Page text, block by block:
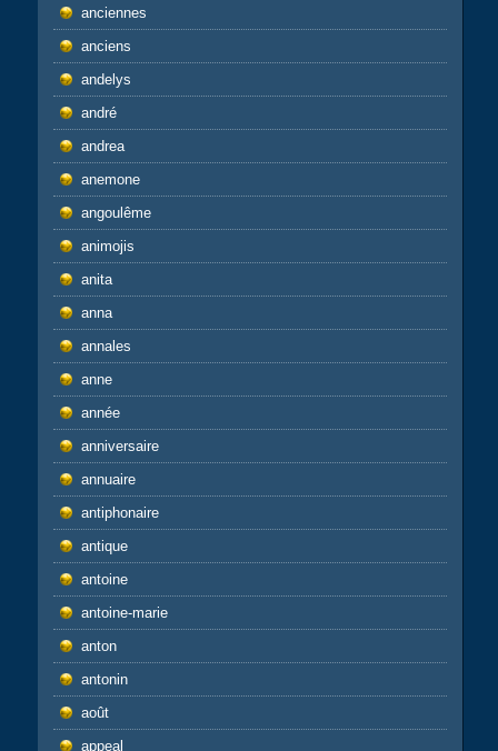
anciennes
anciens
andelys
andré
andrea
anemone
angoulême
animojis
anita
anna
annales
anne
année
anniversaire
annuaire
antiphonaire
antique
antoine
antoine-marie
anton
antonin
août
appeal